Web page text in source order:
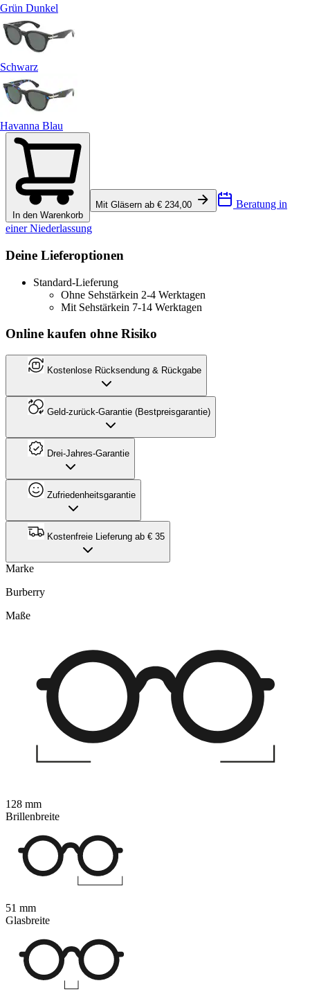
Grün Dunkel
Schwarz
Havanna Blau
In den Warenkorb
Mit Gläsern ab € 234,00 Beratung in
einer Niederlassung
Deine Lieferoptionen
Standard-Lieferung
Ohne Sehstärkein 2-4 Werktagen
Mit Sehstärkein 7-14 Werktagen
Online kaufen ohne Risiko
Kostenlose Rücksendung & Rückgabe
Geld-zurück-Garantie (Bestpreisgarantie)
Drei-Jahres-Garantie
Zufriedenheitsgarantie
Kostenfreie Lieferung ab € 35
Marke
Burberry
Maße
128 mm
Brillenbreite
51 mm
Glasbreite